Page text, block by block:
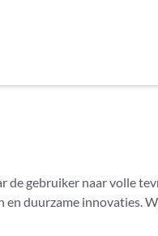
gebruiker naar volle
duurzame innovaties.